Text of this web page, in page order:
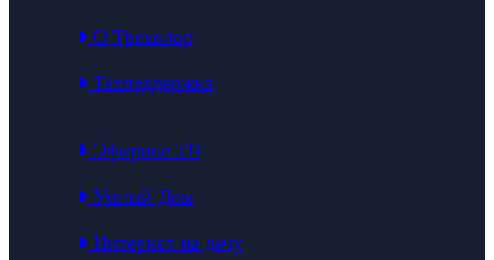
О Триколор
Техподдержка
Эфирное ТВ
Умный Дом
Интернет на дачу